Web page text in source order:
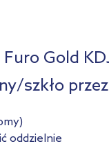
Gold
szkło
oddzielnie